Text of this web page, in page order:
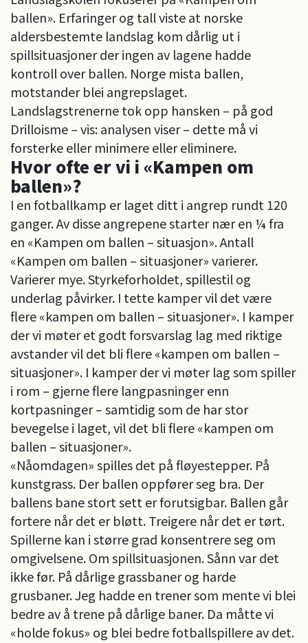
ballen». Erfaringer og tall viste at norske
aldersbestemte landslag kom dårlig ut i
spillsituasjoner der ingen av lagene hadde
kontroll over ballen. Norge mista ballen,
motstander blei angrepslaget.
Landslagstrenerne tok opp hansken – på god
Drilloisme – vis: analysen viser – dette må vi
forsterke eller minimere eller eliminere.
Hvor ofte er vi i «Kampen om
ballen»?
I en fotballkamp er laget ditt i angrep rundt 120
ganger. Av disse angrepene starter nær en ¼ fra
en «Kampen om ballen – situasjon». Antall
«Kampen om ballen – situasjoner» varierer.
Varierer mye. Styrkeforholdet, spillestil og
underlag påvirker. I tette kamper vil det være
flere «kampen om ballen – situasjoner». I kamper
der vi møter et godt forsvarslag lag med riktige
avstander vil det bli flere «kampen om ballen –
situasjoner». I kamper der vi møter lag som spiller
i rom – gjerne flere langpasninger enn
kortpasninger – samtidig som de har stor
bevegelse i laget, vil det bli flere «kampen om
ballen – situasjoner».
«Nåomdagen» spilles det på fløyestepper. På
kunstgrass. Der ballen oppfører seg bra. Der
ballens bane stort sett er forutsigbar. Ballen går
fortere når det er bløtt. Treigere når det er tørt.
Spillerne kan i større grad konsentrere seg om
omgivelsene. Om spillsituasjonen. Sånn var det
ikke før. På dårlige grassbaner og harde
grusbaner. Jeg hadde en trener som mente vi blei
bedre av å trene på dårlige baner. Da måtte vi
«holde fokus» og blei bedre fotballspillere av det.